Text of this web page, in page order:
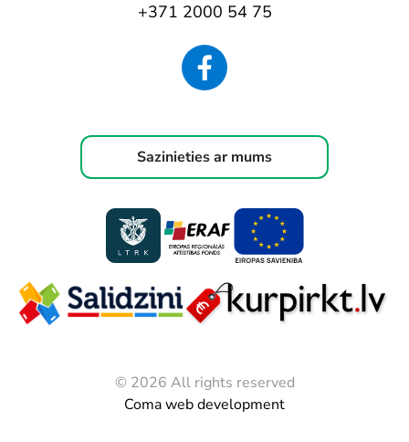
+371 2000 54 75
Sazinieties ar mums
© 2026 All rights reserved
Coma web development